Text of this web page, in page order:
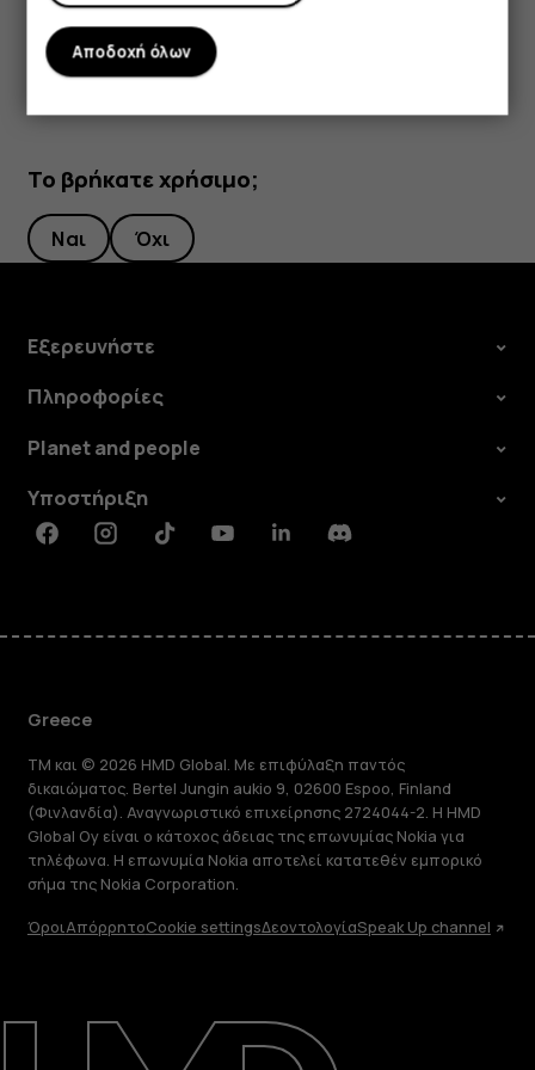
Επισκευή, επαναχρησιμοποίηση,
ανακύκλωση
Drive.
Το βρήκατε χρήσιμο;
Ναι Όχι
Εξερευνήστε
Πληροφορίες
Planet and people
Υποστήριξη
FacebookInstagramTiktokYoutubeLinkedinDiscord
Greece
TM και © 2026 HMD Global. Με επιφύλαξη παντός
δικαιώματος. Bertel Jungin aukio 9, 02600 Espoo, Finland
(Φινλανδία). Αναγνωριστικό επιχείρησης 2724044-2. Η HMD
Global Oy είναι ο κάτοχος άδειας της επωνυμίας Nokia για
τηλέφωνα. Η επωνυμία Nokia αποτελεί κατατεθέν εμπορικό
σήμα της Nokia Corporation.
ΌροιΑπόρρητοCookie settingsΔεοντολογίαSpeak Up channel
Αποδοχή όλων